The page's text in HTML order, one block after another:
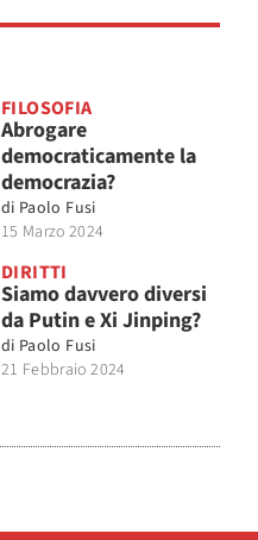
FILOSOFIA
Abrogare
democraticamente la
democrazia?
di Paolo Fusi
15 Marzo 2024
DIRITTI
Siamo davvero diversi
da Putin e Xi Jinping?
di Paolo Fusi
21 Febbraio 2024